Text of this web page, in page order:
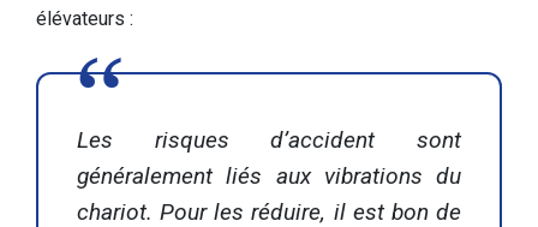
élévateurs :
Les risques d’accident sont
généralement liés aux vibrations du
chariot. Pour les réduire, il est bon de